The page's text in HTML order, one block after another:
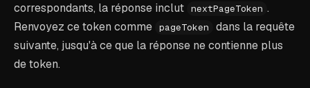
correspondants, la réponse inclut nextPageToken .
Renvoyez ce token comme pageToken
dans la requête
suivante, jusqu'à ce que la réponse ne contienne plus
de token.